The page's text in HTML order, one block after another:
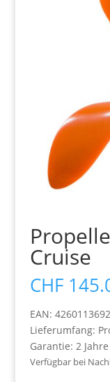
Cruise
CHF
EAN:
Lieferumfang:
Garantie: 2
Verfügbar bei